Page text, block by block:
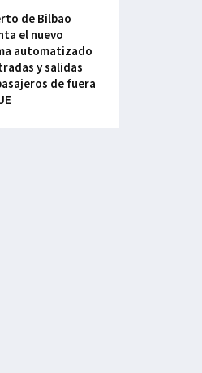
de Bilbao
el nuevo
automatizado
y salidas
de fuera